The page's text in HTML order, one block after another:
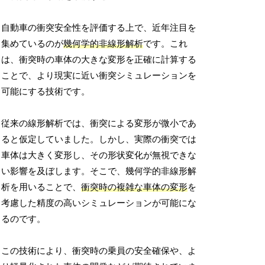
自動車の衝突安全性を評価する上で、近年注目を
集めているのが幾何学的非線形解析です。これ
は、衝突時の車体の大きな変形を正確に計算する
ことで、より現実に近い衝突シミュレーションを
可能にする技術です。
従来の線形解析では、衝突による変形が微小であ
ると仮定していました。しかし、実際の衝突では
車体は大きく変形し、その形状変化が無視できな
い影響を及ぼします。そこで、幾何学的非線形解
析を用いることで、衝突時の複雑な車体の変形を
考慮した精度の高いシミュレーションが可能にな
るのです。
この技術により、衝突時の乗員の安全確保や、よ